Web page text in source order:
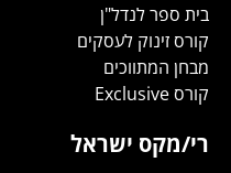
בית ספר לנדל"ן
קורס זינוק לעסקים
מבחן המתווכים
קורס Exclusive
רי/מקס ישראל